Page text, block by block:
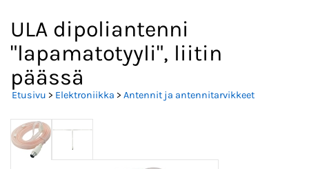
ULA dipoliantenni
"lapamatotyyli", liitin
päässä
Etusivu > Elektroniikka > Antennit ja antennitarvikkeet